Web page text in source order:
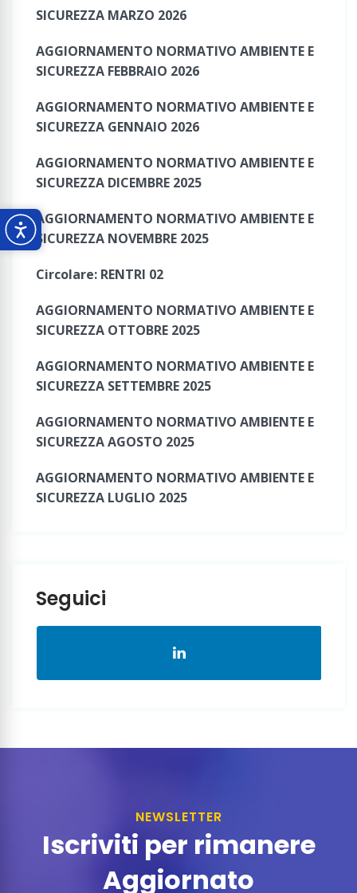
SICUREZZA MARZO 2026
AGGIORNAMENTO NORMATIVO AMBIENTE E
SICUREZZA FEBBRAIO 2026
AGGIORNAMENTO NORMATIVO AMBIENTE E
SICUREZZA GENNAIO 2026
AGGIORNAMENTO NORMATIVO AMBIENTE E
SICUREZZA DICEMBRE 2025
AGGIORNAMENTO NORMATIVO AMBIENTE E
SICUREZZA NOVEMBRE 2025
Circolare: RENTRI 02
AGGIORNAMENTO NORMATIVO AMBIENTE E
SICUREZZA OTTOBRE 2025
AGGIORNAMENTO NORMATIVO AMBIENTE E
SICUREZZA SETTEMBRE 2025
AGGIORNAMENTO NORMATIVO AMBIENTE E
SICUREZZA AGOSTO 2025
AGGIORNAMENTO NORMATIVO AMBIENTE E
SICUREZZA LUGLIO 2025
Seguici
NEWSLETTER
Iscriviti per rimanere
Aggiornato